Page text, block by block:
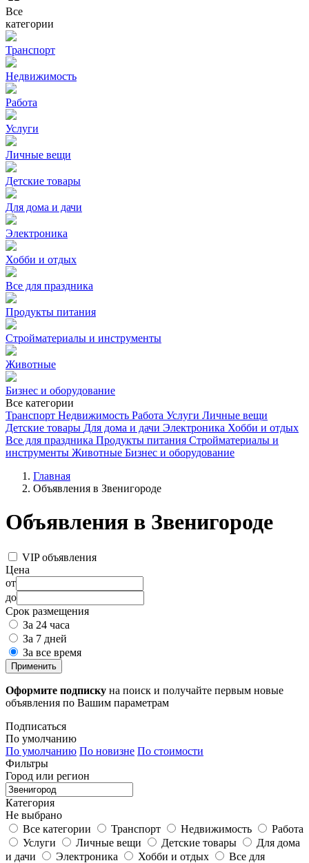
Все
категории
Транспорт
Недвижимость
Работа
Услуги
Личные вещи
Детские товары
Для дома и дачи
Электроника
Хобби и отдых
Все для праздника
Продукты питания
Стройматериалы и инструменты
Животные
Бизнес и оборудование
Все категории
Транспорт Недвижимость Работа Услуги Личные вещи
Детские товары Для дома и дачи Электроника Хобби и отдых
Все для праздника Продукты питания Стройматериалы и
инструменты Животные Бизнес и оборудование
Главная
Объявления в Звенигороде
Объявления в Звенигороде
VIP объявления
Цена
от
до
Срок размещения
За 24 часа
За 7 дней
За все время
Применить
Оформите подписку на поиск и получайте первым новые
объявления по Вашим параметрам
Подписаться
По умолчанию
По умолчанию По новизне По стоимости
Фильтры
Город или регион
Категория
Не выбрано
Все категории
Транспорт Недвижимость
Работа
Услуги
Личные вещи Детские товары
Для дома
и дачи
Электроника Хобби и отдых
Все для